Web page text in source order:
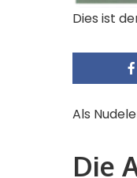
Dies ist
Als
Die